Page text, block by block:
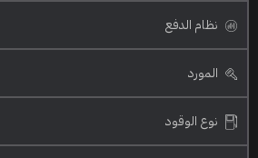
نظام الدفع
المورد
نوع الوقود